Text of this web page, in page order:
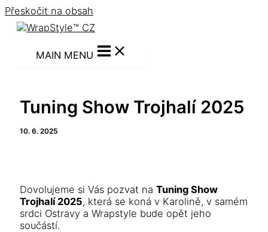
Přeskočit na obsah
MAIN MENU
Tuning Show Trojhalí 2025
10. 6. 2025
Dovolujeme si Vás pozvat naTuning Show
Trojhalí 2025, která se koná v Karolině, v samém
srdci Ostravy a Wrapstyle bude opět jeho
součástí.